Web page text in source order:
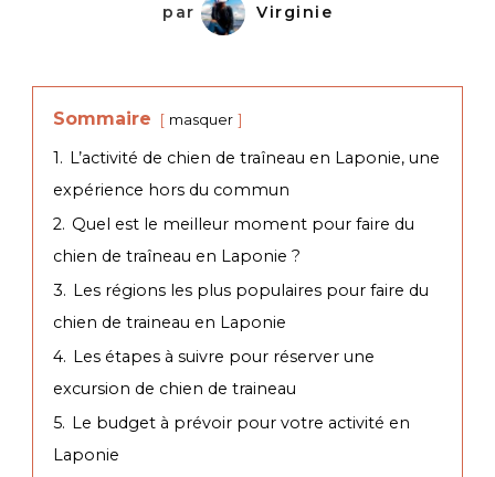
par Virginie
Sommaire masquer
1. L’activité de chien de traîneau en Laponie, une
expérience hors du commun
2. Quel est le meilleur moment pour faire du
chien de traîneau en Laponie ?
3. Les régions les plus populaires pour faire du
chien de traineau en Laponie
4. Les étapes à suivre pour réserver une
excursion de chien de traineau
5. Le budget à prévoir pour votre activité en
Laponie